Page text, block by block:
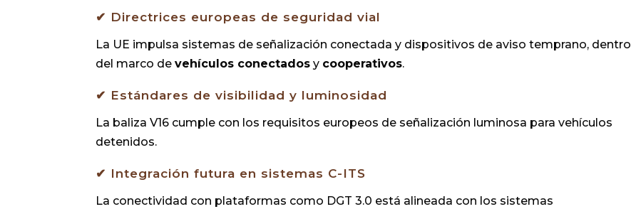
✔ Directrices europeas de seguridad vial
La UE impulsa sistemas de señalización conectada y dispositivos de aviso temprano, dentro
del marco devehículos conectados y cooperativos.
✔ Estándares de visibilidad y luminosidad
La baliza V16 cumple con los requisitos europeos de señalización luminosa para vehículos
detenidos.
✔ Integración futura en sistemas C-ITS
La conectividad con plataformas como DGT 3.0 está alineada con los sistemas